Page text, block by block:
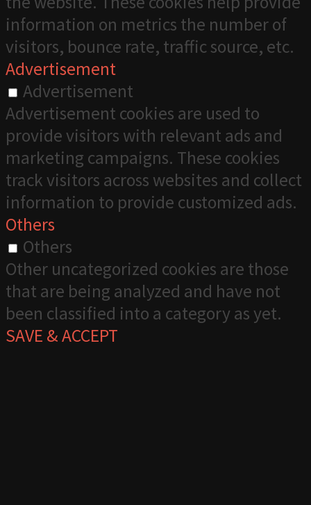
information on metrics the number of
visitors, bounce rate, traffic source, etc.
Advertisement
Advertisement
Advertisement cookies are used to
provide visitors with relevant ads and
marketing campaigns. These cookies
track visitors across websites and collect
information to provide customized ads.
Others
Others
Other uncategorized cookies are those
that are being analyzed and have not
been classified into a category as yet.
SAVE & ACCEPT